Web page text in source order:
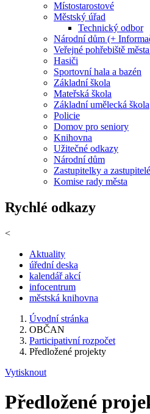
Místostarostové
Městský úřad
Technický odbor
Národní dům (+
Veřejné pohřebiště
Hasiči
Sportovní hala a bazén
Základní škola
Mateřská škola
Základní umělecká škola
Policie
Domov pro seniory
Knihovna
Užitečné odkazy
Národní dům
Zastupitelky a
Komise rady města
Rychlé odkazy
<
Aktuality
úřední deska
kalendář akcí
infocentrum
městská knihovna
Úvodní stránka
OBČAN
Participativní rozpočet
Předložené projekty
Vytisknout
Předložené